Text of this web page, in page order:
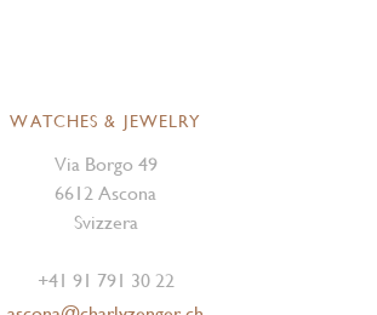
WATCHES & JEWELRY
Via Borgo 49
6612 Ascona
Svizzera
+41 91 791 30 22